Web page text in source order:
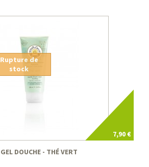
7,90 €
Rupture de
stock
GEL DOUCHE - THÉ VERT